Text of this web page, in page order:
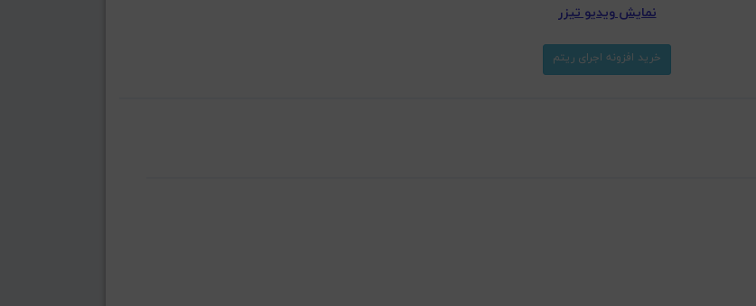
نمایش ویدیو تیزر
خرید افزونه اجرای ریتم